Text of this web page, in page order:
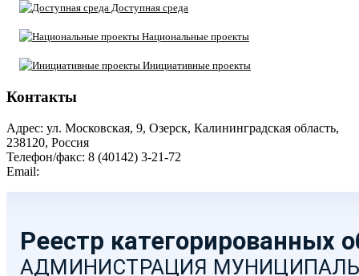
Доступная среда
Национальные проекты
Инициативные проекты
Контакты
Адрес: ул. Московская, 9, Озерск, Калининградская область,
238120, Россия
Телефон/факс: 8 (40142) 3-21-72
Email: